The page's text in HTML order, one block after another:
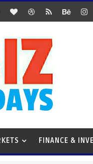
FINANCE &